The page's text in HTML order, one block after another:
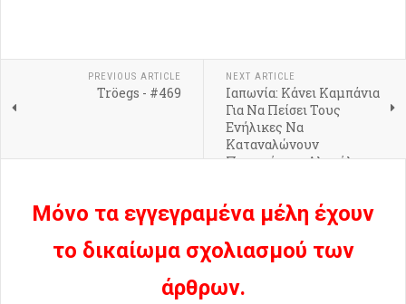
PREVIOUS ARTICLE
Tröegs - #469
NEXT ARTICLE
Ιαπωνία: Κάνει Καμπάνια
Για Να Πείσει Τους
Ενήλικες Να
Καταναλώνουν
Περισσότερο Αλκοόλ
Μόνο τα εγγεγραμένα μέλη έχουν
το δικαίωμα σχολιασμού των
άρθρων.